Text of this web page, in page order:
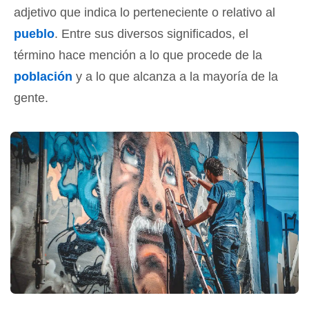
adjetivo que indica lo perteneciente o relativo al
pueblo. Entre sus diversos significados, el
término hace mención a lo que procede de la
población y a lo que alcanza a la mayoría de la
gente.